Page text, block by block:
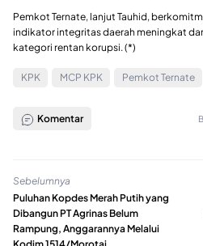
Pemkot Ternate, lanjut Tauhid,
indikator integritas daerah meningkat
kategori rentan korupsi. (*)
KPK MCP KPK Pemkot Ternate
Komentar
Sebelumnya
Puluhan Kopdes Merah Putih yang
Dibangun PT Agrinas Belum
Rampung, Anggarannya Melalui